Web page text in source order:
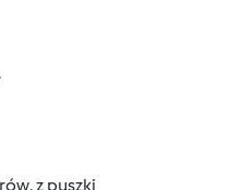
z puszki